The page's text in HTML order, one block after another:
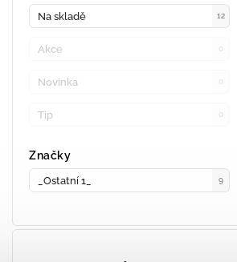
Na skladě 12
Akce 0
Novinka 0
Tip 0
Značky
_Ostatní 1_ 9